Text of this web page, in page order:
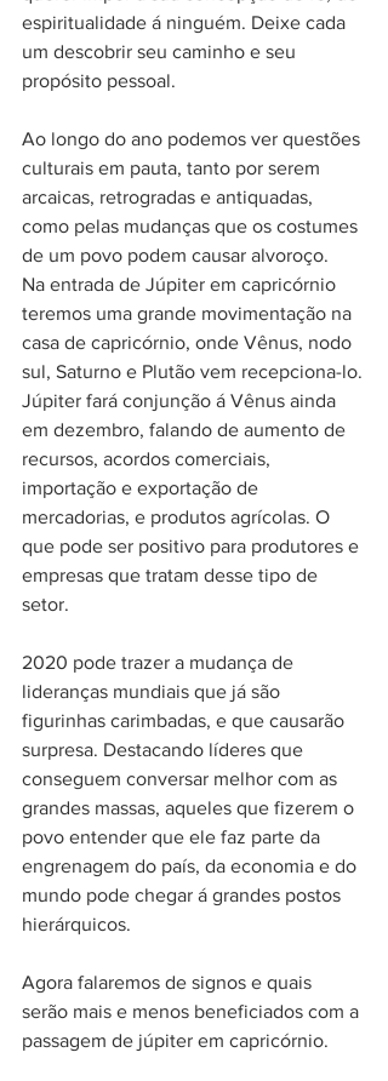
espiritualidade á ninguém. Deixe cada
um descobrir seu caminho e seu
propósito pessoal.
Ao longo do ano podemos ver questões
culturais em pauta, tanto por serem
arcaicas, retrogradas e antiquadas,
como pelas mudanças que os costumes
de um povo podem causar alvoroço.
Na entrada de Júpiter em capricórnio
teremos uma grande movimentação na
casa de capricórnio, onde Vênus, nodo
sul, Saturno e Plutão vem recepciona-lo.
Júpiter fará conjunção á Vênus ainda
em dezembro, falando de aumento de
recursos, acordos comerciais,
importação e exportação de
mercadorias, e produtos agrícolas. O
que pode ser positivo para produtores e
empresas que tratam desse tipo de
setor.
2020 pode trazer a mudança de
lideranças mundiais que já são
figurinhas carimbadas, e que causarão
surpresa. Destacando líderes que
conseguem conversar melhor com as
grandes massas, aqueles que fizerem o
povo entender que ele faz parte da
engrenagem do país, da economia e do
mundo pode chegar á grandes postos
hierárquicos.
Agora falaremos de signos e quais
serão mais e menos beneficiados com a
passagem de júpiter em capricórnio.